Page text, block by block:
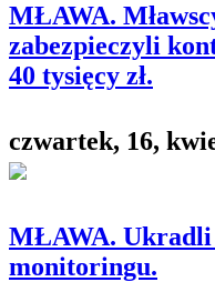
MŁAWA.
zabezpieczyli
40 tysięcy zł.
czwartek, 16,
MŁAWA. Ukradli
monitoringu.